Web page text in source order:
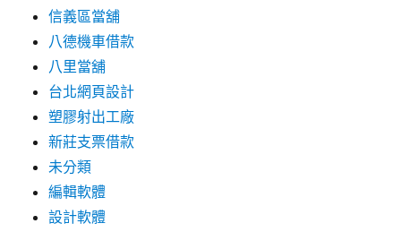
信義區當舖
八德機車借款
八里當舖
台北網頁設計
塑膠射出工廠
新莊支票借款
未分類
編輯軟體
設計軟體